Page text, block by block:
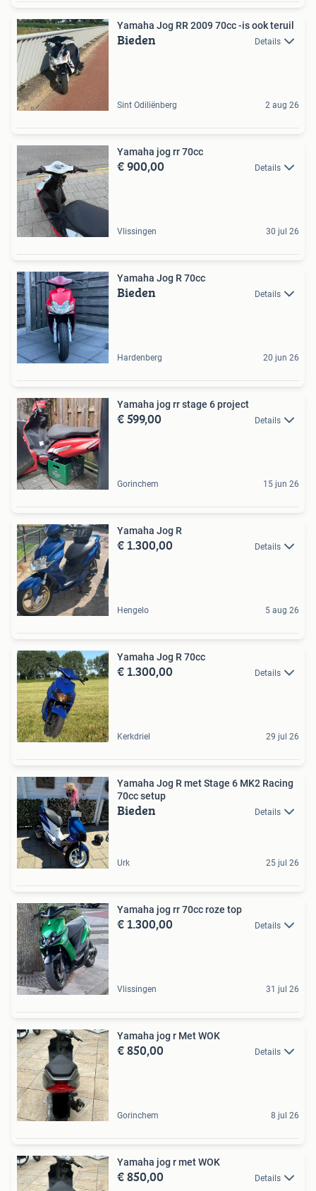
Yamaha Jog RR 2009 70cc -is ook teruil
Bieden Details
Sint Odiliënberg 2 aug 26
Yamaha jog rr 70cc
€ 900,00 Details
Vlissingen 30 jul 26
Yamaha Jog R 70cc
Bieden Details
Hardenberg 20 jun 26
Yamaha jog rr stage 6 project
€ 599,00 Details
Gorinchem 15 jun 26
Yamaha Jog R
€ 1.300,00 Details
Hengelo 5 aug 26
Yamaha Jog R 70cc
€ 1.300,00 Details
Kerkdriel 29 jul 26
Yamaha Jog R met Stage 6 MK2 Racing
70cc setup
Bieden Details
Urk 25 jul 26
Yamaha jog rr 70cc roze top
€ 1.300,00 Details
Vlissingen 31 jul 26
Yamaha jog r Met WOK
€ 850,00 Details
Gorinchem 8 jul 26
Yamaha jog r met WOK
€ 850,00 Details